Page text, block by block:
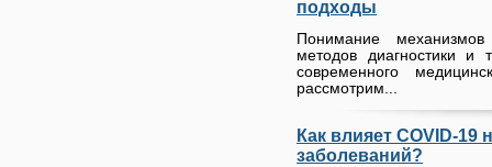
подходы
Понимание
методов диагностики и
современного
рассмотрим...
Как влияет COVID-
заболеваний?